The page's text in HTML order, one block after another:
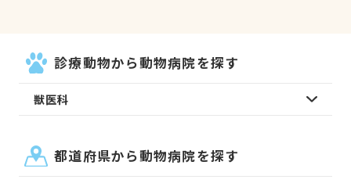
診療動物から動物病院を探す
獣医科
都道府県から動物病院を探す